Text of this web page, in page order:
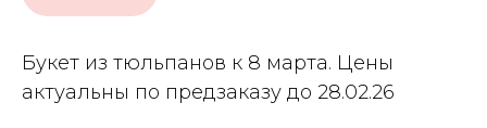
Букет из тюльпанов к 8 марта. Цены
актуальны по предзаказу до 28.02.26